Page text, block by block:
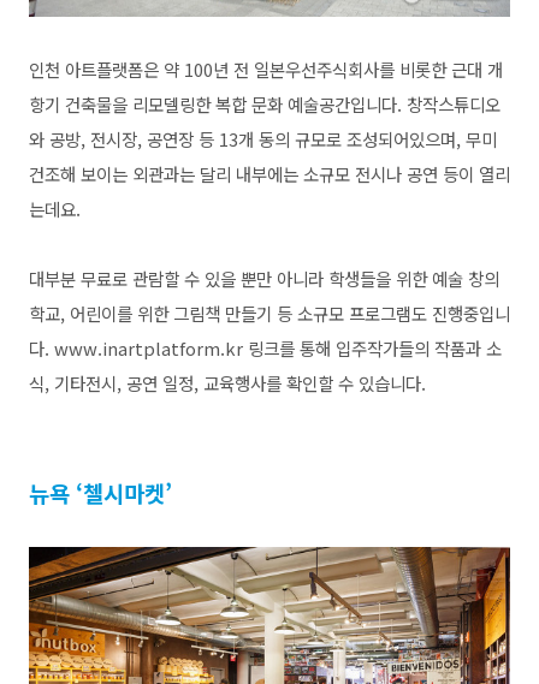
인천 아트플랫폼은 약 100년 전 일본우선주식회사를 비롯한 근대 개
항기 건축물을 리모델링한 복합 문화 예술공간입니다. 창작스튜디오
와 공방, 전시장, 공연장 등 13개 동의 규모로 조성되어있으며, 무미
건조해 보이는 외관과는 달리 내부에는 소규모 전시나 공연 등이 열리
는데요.
대부분 무료로 관람할 수 있을 뿐만 아니라 학생들을 위한 예술 창의
학교, 어린이를 위한 그림책 만들기 등 소규모 프로그램도 진행중입니
다. www.inartplatform.kr 링크를 통해 입주작가들의 작품과 소
식, 기타전시, 공연 일정, 교육행사를 확인할 수 있습니다.
뉴욕 ‘첼시마켓’